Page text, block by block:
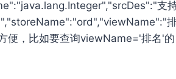
支
便，比如要查询viewName='排名'